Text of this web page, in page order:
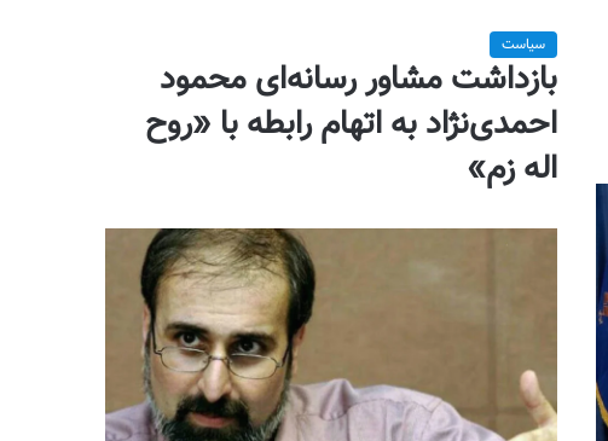
سیاست
بازداشت مشاور رسانه‌ای محمود
احمدی‌نژاد به اتهام رابطه با «روح
اله زم»